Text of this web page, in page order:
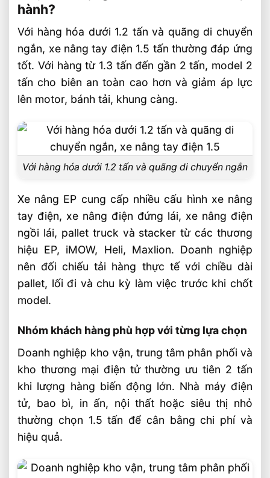
hành?
Với hàng hóa dưới 1.2 tấn và quãng di chuyển
ngắn, xe nâng tay điện 1.5 tấn thường đáp ứng
tốt. Với hàng từ 1.3 tấn đến gần 2 tấn, model 2
tấn cho biên an toàn cao hơn và giảm áp lực
lên motor, bánh tải, khung càng.
Với hàng hóa dưới 1.2 tấn và quãng di chuyển ngắn
Xe nâng EP cung cấp nhiều cấu hình xe nâng
tay điện, xe nâng điện đứng lái, xe nâng điện
ngồi lái, pallet truck và stacker từ các thương
hiệu EP, iMOW, Heli, Maxlion. Doanh nghiệp
nên đối chiếu tải hàng thực tế với chiều dài
pallet, lối đi và chu kỳ làm việc trước khi chốt
model.
Nhóm khách hàng phù hợp với từng lựa chọn
Doanh nghiệp kho vận, trung tâm phân phối và
kho thương mại điện tử thường ưu tiên 2 tấn
khi lượng hàng biến động lớn. Nhà máy điện
tử, bao bì, in ấn, nội thất hoặc siêu thị nhỏ
thường chọn 1.5 tấn để cân bằng chi phí và
hiệu quả.